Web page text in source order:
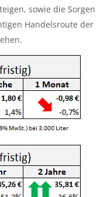
sowie die Sorgen
Handelsroute der